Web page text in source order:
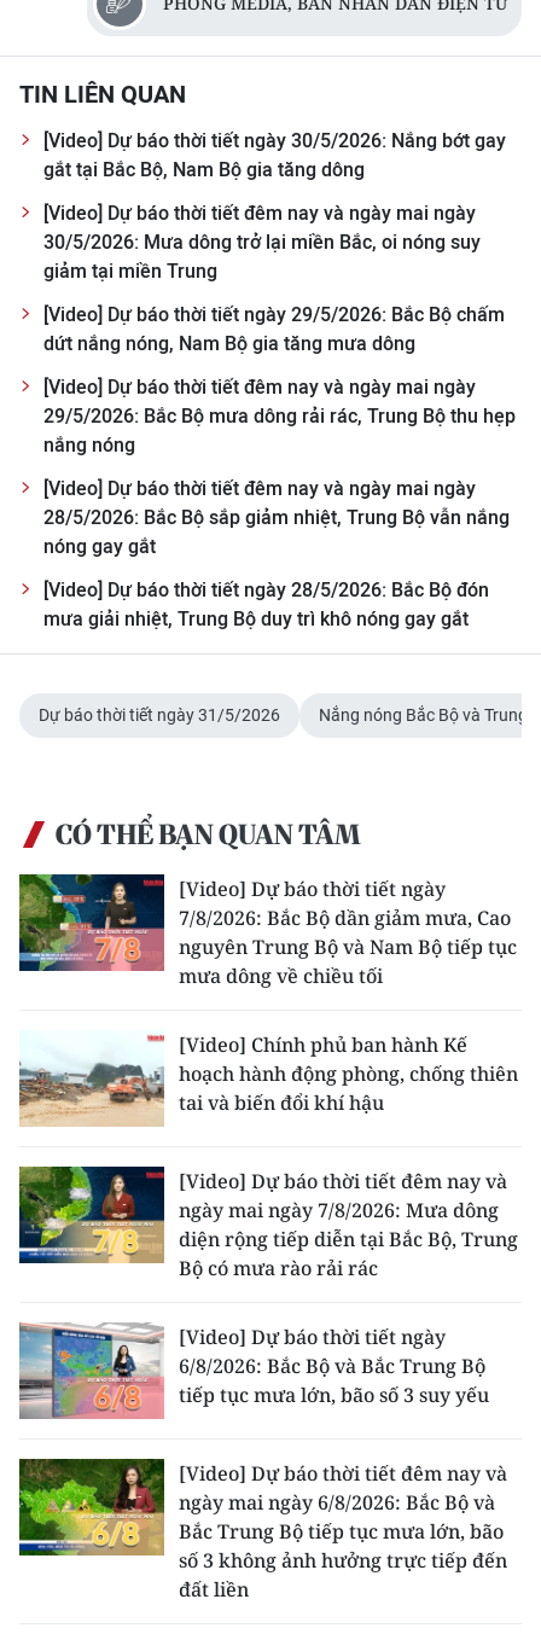
TIN ĐỊA PHƯƠNG
Trung du và miền núi phía Bắc
Bắc Trung Bộ
Nguyên
Đông Nam Bộ
Đồng bằng sông Cửu Long
Chuyên trang Hà Nội
Chuyên trang TP. Hồ Chí Minh
CHUYÊN ĐỀ
CÁC CHUYÊN TRANG
VỀ BÁO NHÂN DÂN
NHÂN DÂN CUỐI TUẦN
NHÂN DÂN HẰNG THÁNG
MUA BÁO
ENGLISH
FRANÇAIS
РУССКИЙ
ESPAÑOL
한국어
TIN LIÊN QUAN
[Video] Dự báo thời tiết ngày 30/5/2026: Nắng bớt gay
gắt tại Bắc Bộ, Nam Bộ gia tăng dông
[Video] Dự báo thời tiết đêm nay và ngày mai ngày
30/5/2026: Mưa dông trở lại miền Bắc, oi nóng suy
giảm tại miền Trung
[Video] Dự báo thời tiết ngày 29/5/2026: Bắc Bộ chấm
dứt nắng nóng, Nam Bộ gia tăng mưa dông
[Video] Dự báo thời tiết đêm nay và ngày mai ngày
29/5/2026: Bắc Bộ mưa dông rải rác, Trung Bộ thu hẹp
nắng nóng
[Video] Dự báo thời tiết đêm nay và ngày mai ngày
28/5/2026: Bắc Bộ sắp giảm nhiệt, Trung Bộ vẫn nắng
nóng gay gắt
[Video] Dự báo thời tiết ngày 28/5/2026: Bắc Bộ đón
mưa giải nhiệt, Trung Bộ duy trì khô nóng gay gắt
Dự báo thời tiết ngày 31/5/2026 Nắng nóng Bắc Bộ và Trung
CÓ THỂ BẠN QUAN TÂM
[Video] Dự báo thời tiết ngày
7/8/2026: Bắc Bộ dần giảm mưa, Cao
nguyên Trung Bộ và Nam Bộ tiếp tục
mưa dông về chiều tối
[Video] Chính phủ ban hành Kế
hoạch hành động phòng, chống thiên
tai và biến đổi khí hậu
[Video] Dự báo thời tiết đêm nay và
ngày mai ngày 7/8/2026: Mưa dông
diện rộng tiếp diễn tại Bắc Bộ, Trung
Bộ có mưa rào rải rác
[Video] Dự báo thời tiết ngày
6/8/2026: Bắc Bộ và Bắc Trung Bộ
tiếp tục mưa lớn, bão số 3 suy yếu
[Video] Dự báo thời tiết đêm nay và
ngày mai ngày 6/8/2026: Bắc Bộ và
Bắc Trung Bộ tiếp tục mưa lớn, bão
số 3 không ảnh hưởng trực tiếp đến
đất liền